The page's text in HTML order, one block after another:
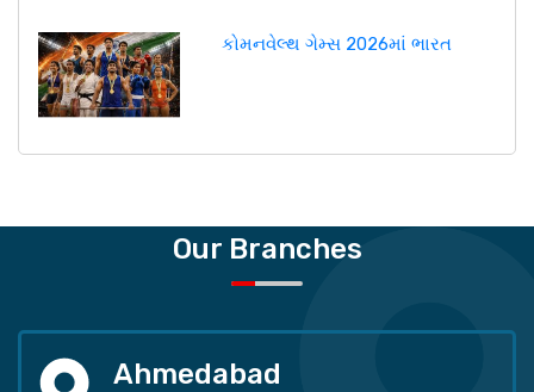
કોમનવેલ્થ ગેમ્સ 2026માં ભારત
Our Branches
Ahmedabad